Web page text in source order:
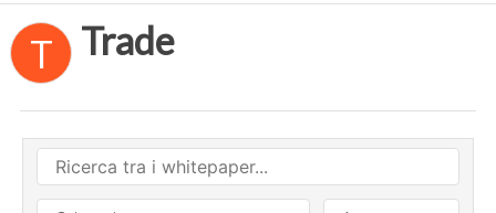
T Trade